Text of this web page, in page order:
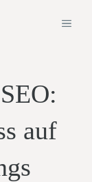
auf